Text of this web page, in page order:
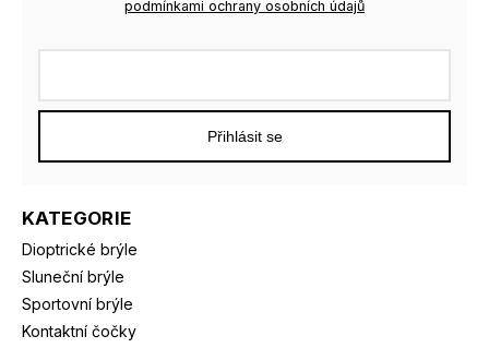
KATEGORIE
Dioptrické brýle
Sluneční brýle
Sportovní brýle
Kontaktní čočky
podmínkami ochrany osobních údajů
Přihlásit se